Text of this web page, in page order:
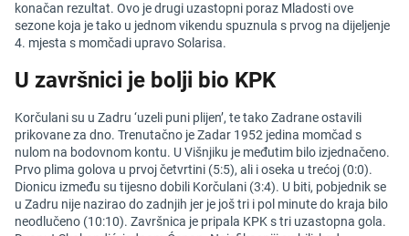
konačan rezultat. Ovo je drugi uzastopni poraz Mladosti ove
sezone koja je tako u jednom vikendu spuznula s prvog na dijeljenje
4. mjesta s momčadi upravo Solarisa.
U završnici je bolji bio KPK
Korčulani su u Zadru ‘uzeli puni plijen’, te tako Zadrane ostavili
prikovane za dno. Trenutačno je Zadar 1952 jedina momčad s
nulom na bodovnom kontu. U Višnjiku je međutim bilo izjednačeno.
Prvo plima golova u prvoj četvrtini (5:5), ali i oseka u trećoj (0:0).
Dionicu između su tijesno dobili Korčulani (3:4). U biti, pobjednik se
u Zadru nije nazirao do zadnjih jer je još tri i pol minute do kraja bilo
neodlučeno (10:10). Završnica je pripala KPK s tri uzastopna gola.